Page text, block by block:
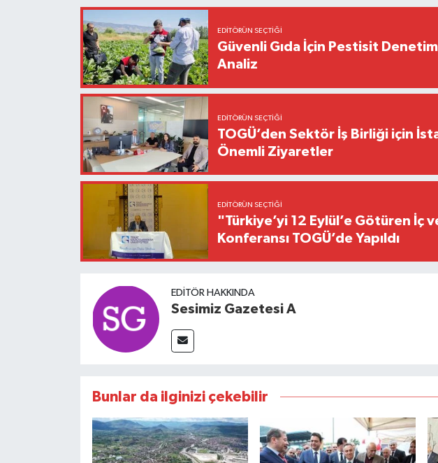
EDITÖRÜN SEÇTIĞI
Güvenli Gıda İçin Pestisit
Analiz
EDITÖRÜN SEÇTIĞI
TOGÜ’den Sektör İş Birliği için
Önemli Ziyaretler
EDITÖRÜN SEÇTIĞI
"Türkiye’yi 12 Eylül’e Götüren İç
Konferansı TOGÜ’de Yapıldı
EDITÖR HAKKINDA
Sesimiz Gazetesi A
Bunlar da ilginizi çekebilir